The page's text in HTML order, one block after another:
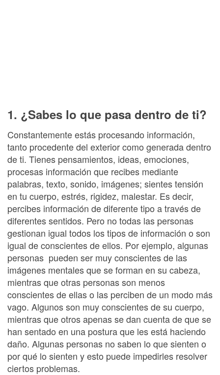
1. ¿Sabes lo que pasa dentro de ti?
Constantemente estás procesando información,
tanto procedente del exterior como generada dentro
de ti. Tienes pensamientos, ideas, emociones,
procesas información que recibes mediante
palabras, texto, sonido, imágenes; sientes tensión
en tu cuerpo, estrés, rigidez, malestar. Es decir,
percibes información de diferente tipo a través de
diferentes sentidos. Pero no todas las personas
gestionan igual todos los tipos de información o son
igual de conscientes de ellos. Por ejemplo, algunas
personas pueden ser muy conscientes de las
imágenes mentales que se forman en su cabeza,
mientras que otras personas son menos
conscientes de ellas o las perciben de un modo más
vago. Algunos son muy conscientes de su cuerpo,
mientras que otros apenas se dan cuenta de que se
han sentado en una postura que les está haciendo
daño. Algunas personas no saben lo que sienten o
por qué lo sienten y esto puede impedirles resolver
ciertos problemas.